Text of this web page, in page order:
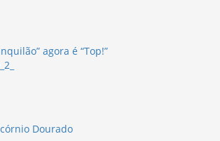
agora é “Top!”
Dourado